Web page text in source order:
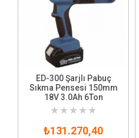
ED-300 Şarjlı Pabuç
Sıkma Pensesi 150mm
18V 3.0Ah 6Ton
★ ★ ★ ★ ★
₺131.270,40